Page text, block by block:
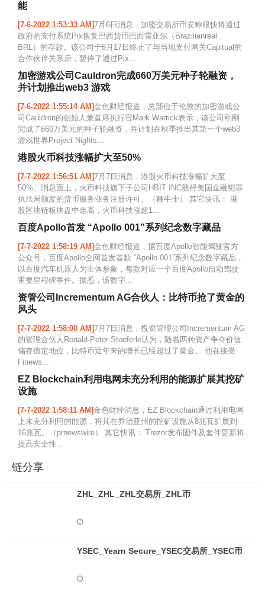
能
[7-6-2022 1:53:33 AM]7月6日消息，加密交易所币安称很快将通过
政府的支付系统Pix恢复巴西货币巴西雷亚尔（Brazilianreal，
BRL）的存款。该公司于6月17日终止了与当地支付网关Capitual的
合作伙伴关系后，暂停了通过Pix...
加密游戏公司Cauldron完成660万美元种子轮融资，
并计划推出web3 游戏
[7-6-2022 1:55:14 AM]金色财经报道，总部位于伦敦的加密游戏公
司Cauldron的创始人兼首席执行官Mark Warrick表示，该公司刚刚
完成了660万美元的种子轮融资，并计划在秋季推出其第一个web3
游戏世界Project Nights...
港股火币科技涨幅扩大至50%
[7-7-2022 1:56:51 AM]7月7日消息，港股火币科技涨幅扩大至
50%。消息面上，火币科技旗下子公司HBIT INC获得美国金融犯罪
执法局颁发的货币服务业务注册许可。（鞭牛士） 其它快讯： 港
股区块链板块盘中走高，火币科技涨超1...
百度Apollo首发 “Apollo 001”系列纪念数字藏品
[7-7-2022 1:58:19 AM]金色财经报道，据百度Apollo智能驾驶官方
公众号，百度Apollo全网首发首款 “Apollo 001”系列纪念数字藏品，
以百度汽车机器人为主体形象，每款对应一个百度Apollo自动驾驶
重要里程碑事件。据悉，该数字...
资管公司Incrementum AG合伙人：比特币抢了黄金的
风头
[7-7-2022 1:58:00 AM]7月7日消息，投资管理公司Incrementum AG
的管理合伙人Ronald-Peter Stoeferle认为，随着两种资产争夺价值
储存假定地位，比特币近年来的增长已经超过了黄金。 他在接受
Finews...
EZ Blockchain利用电网未充分利用的能源扩展其挖矿
设施
[7-7-2022 1:58:11 AM]金色财经消息，EZ Blockchain通过利用电网
上未充分利用的能源，将其在乔治亚州的挖矿设施从8兆瓦扩展到
16兆瓦。（prnewswire） 其它快讯： Trezor发布固件及套件更新将
提高安全性...
链分享
ZHL_ZHL_ZHL交易所_ZHL币
YSEC_Yearn Secure_YSEC交易所_YSEC币